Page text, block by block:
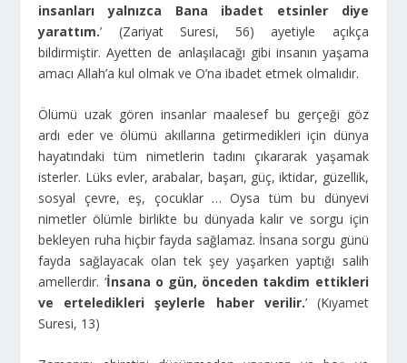
insanları yalnızca Bana ibadet etsinler diye
yarattım.’ (Zariyat Suresi, 56) ayetiyle açıkça
bildirmiştir. Ayetten de anlaşılacağı gibi insanın yaşama
amacı Allah’a kul olmak ve O’na ibadet etmek olmalıdır.
Ölümü uzak gören insanlar maalesef bu gerçeği göz
ardı eder ve ölümü akıllarına getirmedikleri için dünya
hayatındaki tüm nimetlerin tadını çıkararak yaşamak
isterler. Lüks evler, arabalar, başarı, güç, iktidar, güzellik,
sosyal çevre, eş, çocuklar … Oysa tüm bu dünyevi
nimetler ölümle birlikte bu dünyada kalır ve sorgu için
bekleyen ruha hiçbir fayda sağlamaz. İnsana sorgu günü
fayda sağlayacak olan tek şey yaşarken yaptığı salih
amellerdir. ‘İnsana o gün, önceden takdim ettikleri
ve erteledikleri şeylerle haber verilir.’ (Kıyamet
Suresi, 13)